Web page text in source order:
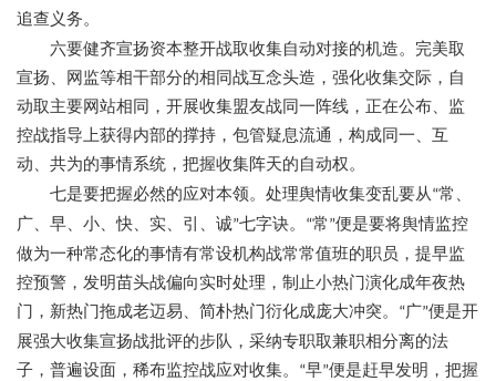
追查义务。
六要健齐宣扬资本整开战取收集自动对接的机造。完美取
宣扬、网监等相干部分的相同战互念头造，强化收集交际，自
动取主要网站相同，开展收集盟友战同一阵线，正在公布、监
控战指导上获得内部的撑持，包管疑息流通，构成同一、互
动、共为的事情系统，把握收集阵天的自动权。
七是要把握必然的应对本领。处理舆情收集变乱要从 “常、
广、早、小、快、实、引、诚”七字诀。 “常 ”便是要将舆情监控
做为一种常态化的事情有常设机构战常常值班的职员，提早监
控预警，发明苗头战偏向实时处理，制止小热门演化成年夜热
门，新热门拖成老迈易、简朴热门衍化成庞大冲突。 “ 广”便是开
展强大收集宣扬战批评的步队，采纳专职取兼职相分离的法
子，普遍设面，稀布监控战应对收集。 “早”便是赶早发明，把握